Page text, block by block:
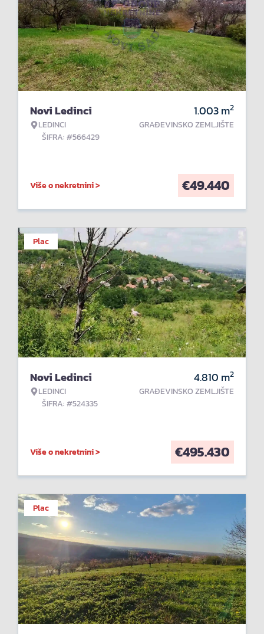
Novi Ledinci
LEDINCI
ŠIFRA: #566429
1.003m2
GRAĐEVINSKO ZEMLJIŠTE
Više o nekretnini > €49.440
Plac
Novi Ledinci
LEDINCI
ŠIFRA: #524335
4.810 m2
GRAĐEVINSKO ZEMLJIŠTE
Više o nekretnini > €495.430
Plac